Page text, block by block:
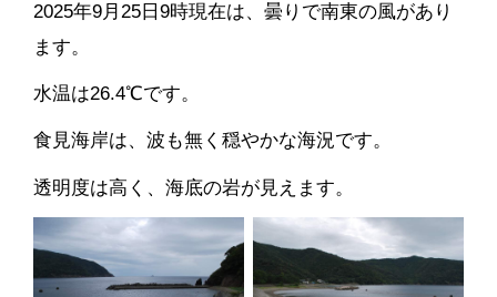
2025年9月25日9時現在は、曇りで南東の風があり
ます。
水温は26.4℃です。
食見海岸は、波も無く穏やかな海況です。
透明度は高く、海底の岩が見えます。